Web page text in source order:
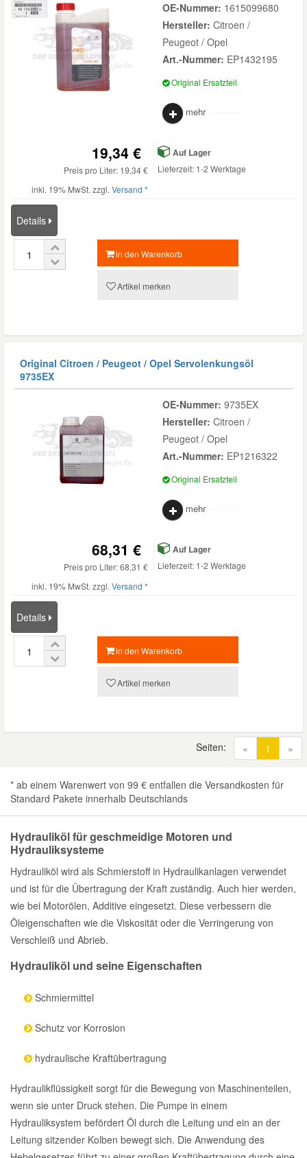
OE-Nummer: 1615099680
Hersteller: Citroen /
Peugeot / Opel
Art.-Nummer: EP1432195
Original Ersatzteil
mehr
19,34 €
Preis pro Liter: 19,34 €
inkl. 19% MwSt. zzgl. Versand *
Auf Lager
Lieferzeit: 1-2 Werktage
Details
in den Warenkorb
Artikel merken
Original Citroen / Peugeot / Opel Servolenkungsöl
9735EX
OE-Nummer: 9735EX
Hersteller: Citroen /
Peugeot / Opel
Art.-Nummer: EP1216322
Original Ersatzteil
mehr
68,31 €
Preis pro Liter: 68,31 €
inkl. 19% MwSt. zzgl. Versand *
Auf Lager
Lieferzeit: 1-2 Werktage
Details
in den Warenkorb
Artikel merken
« 1 (current)
»
Seiten:
* ab einem Warenwert von 99 € entfallen die Versandkosten für
Standard Pakete innerhalb Deutschlands
Hydrauliköl für geschmeidige Motoren und
Hydrauliksysteme
Hydrauliköl wird als Schmierstoff in Hydraulikanlagen verwendet
und ist für die Übertragung der Kraft zuständig. Auch hier werden,
wie bei Motorölen, Additive eingesetzt. Diese verbessern die
Öleigenschaften wie die Viskosität oder die Verringerung von
Verschleiß und Abrieb.
Hydrauliköl und seine Eigenschaften
Schmiermittel
Schutz vor Korrosion
hydraulische Kraftübertragung
Hydraulikflüssigkeit sorgt für die Bewegung von Maschinenteilen,
wenn sie unter Druck stehen. Die Pumpe in einem
Hydrauliksystem befördert Öl durch die Leitung und ein an der
Leitung sitzender Kolben bewegt sich. Die Anwendung des